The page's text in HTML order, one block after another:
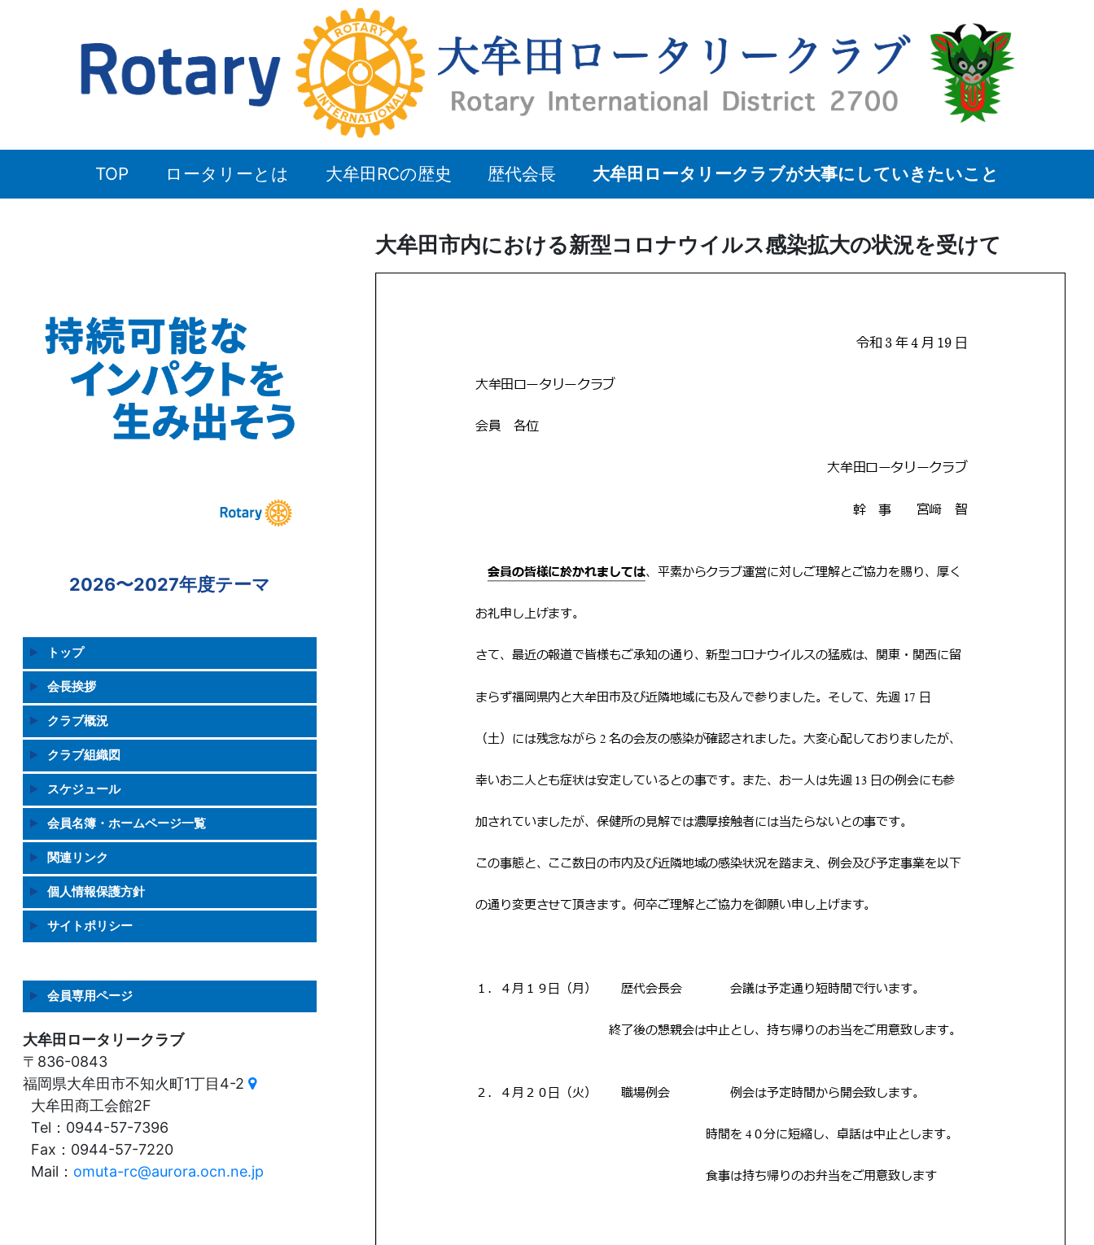
TOP ロータリーとは 大牟田RCの歴史 歴代会長 大牟田ロータリークラブが大事にしていきたいこと
大牟田市内における新型コロナウイルス感染拡大の状況を受けて
2026〜2027年度テーマ
トップ
会長挨拶
クラブ概況
クラブ組織図
スケジュール
会員名簿・ホームページ一覧
関連リンク
個人情報保護方針
サイトポリシー
会員専用ページ
大牟田ロータリークラブ
〒836-0843
福岡県大牟田市不知火町1丁目4-2
大牟田商工会館2F
Tel：0944-57-7396
Fax：0944-57-7220
Mail： omuta-rc@aurora.ocn.ne.jp